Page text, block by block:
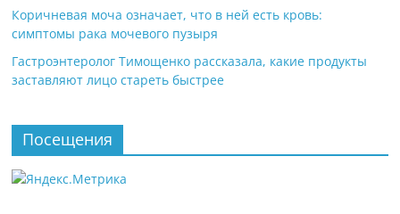
Коричневая моча означает, что в ней есть кровь:
симптомы рака мочевого пузыря
Гастроэнтеролог Тимощенко рассказала, какие продукты
заставляют лицо стареть быстрее
Посещения